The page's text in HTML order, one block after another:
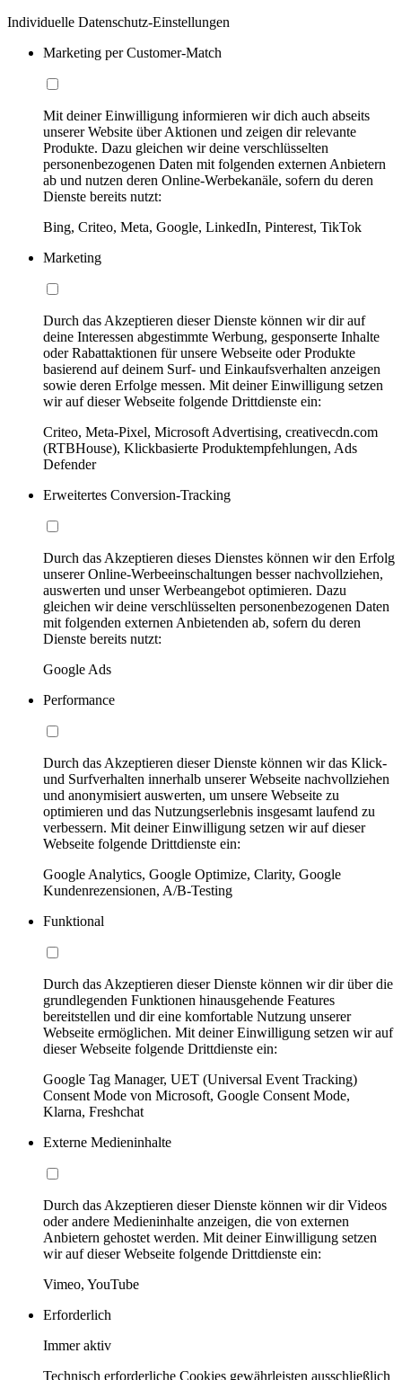
Individuelle Datenschutz-Einstellungen
Marketing per Customer-Match
Mit deiner Einwilligung informieren wir dich auch abseits
unserer Website über Aktionen und zeigen dir relevante
Produkte. Dazu gleichen wir deine verschlüsselten
personenbezogenen Daten mit folgenden externen Anbietern
ab und nutzen deren Online-Werbekanäle, sofern du deren
Dienste bereits nutzt:
Bing, Criteo, Meta, Google, LinkedIn, Pinterest, TikTok
Marketing
Durch das Akzeptieren dieser Dienste können wir dir auf
deine Interessen abgestimmte Werbung, gesponserte Inhalte
oder Rabattaktionen für unsere Webseite oder Produkte
basierend auf deinem Surf- und Einkaufsverhalten anzeigen
sowie deren Erfolge messen. Mit deiner Einwilligung setzen
wir auf dieser Webseite folgende Drittdienste ein:
Criteo, Meta-Pixel, Microsoft Advertising, creativecdn.com
(RTBHouse), Klickbasierte Produktempfehlungen, Ads
Defender
Erweitertes Conversion-Tracking
Durch das Akzeptieren dieses Dienstes können wir den Erfolg
unserer Online-Werbeeinschaltungen besser nachvollziehen,
auswerten und unser Werbeangebot optimieren. Dazu
gleichen wir deine verschlüsselten personenbezogenen Daten
mit folgenden externen Anbietenden ab, sofern du deren
Dienste bereits nutzt:
Google Ads
Performance
Durch das Akzeptieren dieser Dienste können wir das Klick-
und Surfverhalten innerhalb unserer Webseite nachvollziehen
und anonymisiert auswerten, um unsere Webseite zu
optimieren und das Nutzungserlebnis insgesamt laufend zu
verbessern. Mit deiner Einwilligung setzen wir auf dieser
Webseite folgende Drittdienste ein:
Google Analytics, Google Optimize, Clarity, Google
Kundenrezensionen, A/B-Testing
Funktional
Durch das Akzeptieren dieser Dienste können wir dir über die
grundlegenden Funktionen hinausgehende Features
bereitstellen und dir eine komfortable Nutzung unserer
Webseite ermöglichen. Mit deiner Einwilligung setzen wir auf
dieser Webseite folgende Drittdienste ein:
Google Tag Manager, UET (Universal Event Tracking)
Consent Mode von Microsoft, Google Consent Mode,
Klarna, Freshchat
Externe Medieninhalte
Durch das Akzeptieren dieser Dienste können wir dir Videos
oder andere Medieninhalte anzeigen, die von externen
Anbietern gehostet werden. Mit deiner Einwilligung setzen
wir auf dieser Webseite folgende Drittdienste ein:
Vimeo, YouTube
Erforderlich
Immer aktiv
Technisch erforderliche Cookies gewährleisten ausschließlich